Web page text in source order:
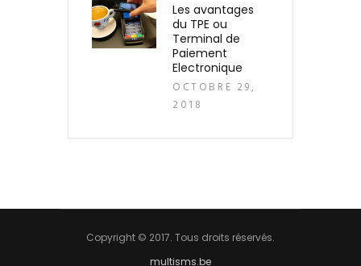
Les avantages
du TPE ou
Terminal de
Paiement
Electronique
OCTOBRE 29,
2018
Copyright © 2017. Tous droits réservés.
multisms.be